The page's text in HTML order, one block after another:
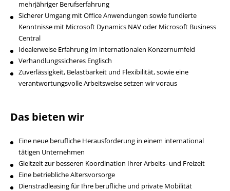
mehrjähriger Berufserfahrung
Sicherer Umgang mit Office Anwendungen sowie fundierte
Kenntnisse mit Microsoft Dynamics NAV oder Microsoft Business
Central
Idealerweise Erfahrung im internationalen Konzernumfeld
Verhandlungssicheres Englisch
Zuverlässigkeit, Belastbarkeit und Flexibilität, sowie eine
verantwortungsvolle Arbeitsweise setzen wir voraus
Das bieten wir
Eine neue berufliche Herausforderung in einem international
tätigen Unternehmen
Gleitzeit zur besseren Koordination Ihrer Arbeits- und Freizeit
Eine betriebliche Altersvorsorge
Dienstradleasing für Ihre berufliche und private Mobilität